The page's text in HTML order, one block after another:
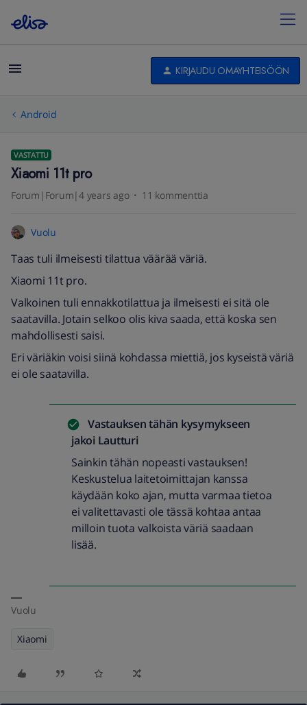
KIRJAUDU OMAYHTEISÖÖN
Android
VASTATTU
Xiaomi 11t pro
Forum|Forum|4 years ago 11 kommenttia
Vuolu
Taas tuli ilmeisesti tilattua väärää väriä.
Xiaomi 11t pro.
Valkoinen tuli ennakkotilattua ja ilmeisesti ei sitä ole
saatavilla. Jotain selkoo olis kiva saada, että koska sen
mahdollisesti saisi.
Eri väriäkin voisi siinä kohdassa miettiä, jos kyseistä väriä
ei ole saatavilla.
Vastauksen tähän kysymykseen
jakoi Lautturi
Sainkin tähän nopeasti vastauksen!
Keskustelua laitetoimittajan kanssa
käydään koko ajan, mutta varmaa tietoa
ei valitettavasti ole tässä kohtaa antaa
milloin tuota valkoista väriä saadaan
lisää.
Vuolu
Xiaomi